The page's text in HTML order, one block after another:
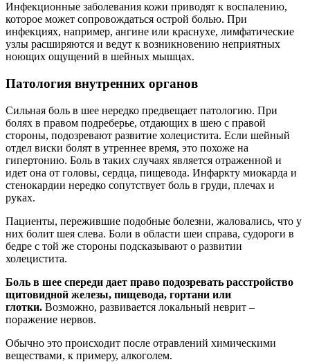
Инфекционные заболевания кожи приводят к воспалению,
которое может сопровождаться острой болью. При
инфекциях, например, ангине или краснухе, лимфатические
узлы расширяются и ведут к возникновению неприятных
ноющих ощущений в шейных мышцах.
Патология внутренних органов
Сильная боль в шее нередко предвещает патологию. При
болях в правом подреберье, отдающих в шею с правой
стороны, подозревают развитие холецистита. Если шейный
отдел виски болят в утреннее время, это похоже на
гипертонию. Боль в таких случаях является отраженной и
идет она от головы, сердца, пищевода. Инфаркту миокарда и
стенокардии нередко сопутствует боль в груди, плечах и
руках.
Пациенты, пережившие подобные болезни, жаловались, что у
них болит шея слева. Боли в области шеи справа, судороги в
бедре с той же стороны подсказывают о развитии
холецистита.
Боль в шее спереди дает право подозревать расстройство
щитовидной железы, пищевода, гортани или
глотки. Возможно, развивается локальный неврит –
поражение нервов.
Обычно это происходит после отравлений химическими
веществами, к примеру, алкоголем.